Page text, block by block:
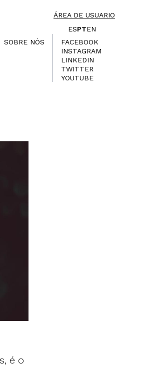
ÁREA DE USUARIO
ESPTEN
SOBRE NÓS
FACEBOOK
INSTAGRAM
LINKEDIN
TWITTER
YOUTUBE
é o